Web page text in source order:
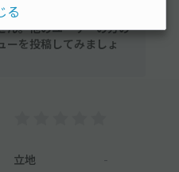
ん。他のユーザーの方の
ーを投稿してみましょ
立地
る